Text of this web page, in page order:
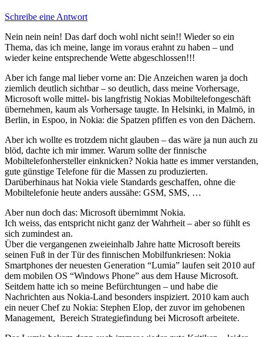
Schreibe eine Antwort
Nein nein nein! Das darf doch wohl nicht sein!! Wieder so ein
Thema, das ich meine, lange im voraus erahnt zu haben – und
wieder keine entsprechende Wette abgeschlossen!!!
Aber ich fange mal lieber vorne an: Die Anzeichen waren ja doch
ziemlich deutlich sichtbar – so deutlich, dass meine Vorhersage,
Microsoft wolle mittel- bis langfristig Nokias Mobiltelefongeschäft
übernehmen, kaum als Vorhersage taugte. In Helsinki, in Malmö, in
Berlin, in Espoo, in Nokia: die Spatzen pfiffen es von den Dächern.
Aber ich wollte es trotzdem nicht glauben – das wäre ja nun auch zu
blöd, dachte ich mir immer. Warum sollte der finnische
Mobiltelefonhersteller einknicken? Nokia hatte es immer verstanden,
gute günstige Telefone für die Massen zu produzierten.
Darüberhinaus hat Nokia viele Standards geschaffen, ohne die
Mobiltelefonie heute anders aussähe: GSM, SMS, …
Aber nun doch das: Microsoft übernimmt Nokia.
Ich weiss, das entspricht nicht ganz der Wahrheit – aber so fühlt es
sich zumindest an.
Über die vergangenen zweieinhalb Jahre hatte Microsoft bereits
seinen Fuß in der Tür des finnischen Mobilfunkriesen: Nokia
Smartphones der neuesten Generation “Lumia” laufen seit 2010 auf
dem mobilen OS “Windows Phone” aus dem Hause Microsoft.
Seitdem hatte ich so meine Befürchtungen – und habe die
Nachrichten aus Nokia-Land besonders inspiziert. 2010 kam auch
ein neuer Chef zu Nokia: Stephen Elop, der zuvor im gehobenen
Management, Bereich Strategiefindung bei Microsoft arbeitete.